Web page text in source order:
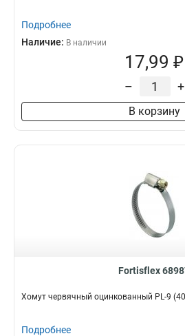
Подробнее
Наличие: В наличии
17,99 ₽
– +
В корзину
Fortisflex
Хомут червячный оцинкованный PL-9
Подробнее